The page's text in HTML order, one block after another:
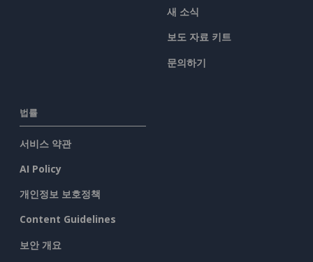
새 소식
보도 자료 키트
문의하기
법률
서비스 약관
AI Policy
개인정보 보호정책
Content Guidelines
보안 개요